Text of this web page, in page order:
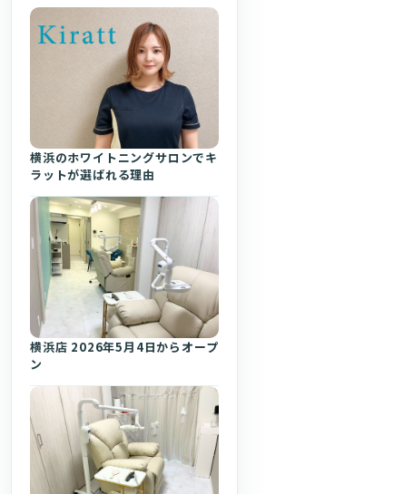
横浜のホワイトニングサロンでキ
ラットが選ばれる理由
横浜店 2026年5月4日からオープ
ン